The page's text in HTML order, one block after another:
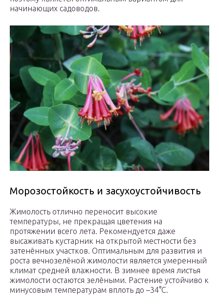
начинающих садоводов.
Морозостойкость и засухоустойчивость
Жимолость отлично переносит высокие
температуры, не прекращая цветения на
протяжении всего лета. Рекомендуется даже
высаживать кустарник на открытой местности без
затенённых участков. Оптимальным для развития и
роста вечнозелёной жимолости является умеренный
климат средней влажности. В зимнее время листья
жимолости остаются зелёными. Растение устойчиво к
минусовым температурам вплоть до –34°С.